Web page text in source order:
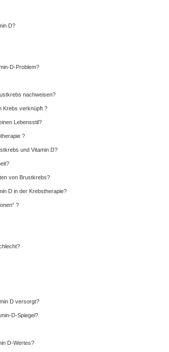
D?
D-Problem?
nachweisen?
Krebs verknüpft ?
Lebensstil?
?
und Vitamin D?
von Brustkrebs?
D in der Krebstherapie?
?
D versorgt?
D-Spiegel?
D-Wertes?